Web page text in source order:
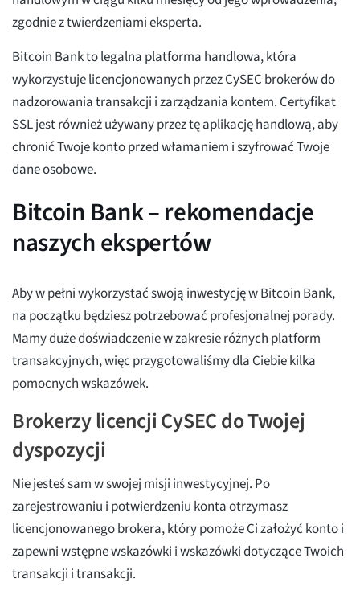
zgodnie z twierdzeniami eksperta.
Bitcoin Bank to legalna platforma handlowa, która
wykorzystuje licencjonowanych przez CySEC brokerów do
nadzorowania transakcji i zarządzania kontem. Certyfikat
SSL jest również używany przez tę aplikację handlową, aby
chronić Twoje konto przed włamaniem i szyfrować Twoje
dane osobowe.
Bitcoin Bank – rekomendacje
naszych ekspertów
Aby w pełni wykorzystać swoją inwestycję w Bitcoin Bank,
na początku będziesz potrzebować profesjonalnej porady.
Mamy duże doświadczenie w zakresie różnych platform
transakcyjnych, więc przygotowaliśmy dla Ciebie kilka
pomocnych wskazówek.
Brokerzy licencji CySEC do Twojej
dyspozycji
Nie jesteś sam w swojej misji inwestycyjnej. Po
zarejestrowaniu i potwierdzeniu konta otrzymasz
licencjonowanego brokera, który pomoże Ci założyć konto i
zapewni wstępne wskazówki i wskazówki dotyczące Twoich
transakcji i transakcji.